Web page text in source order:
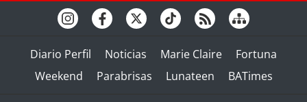
Diario Perfil Noticias Marie Claire
Fortuna
Weekend
Parabrisas Lunateen BATimes